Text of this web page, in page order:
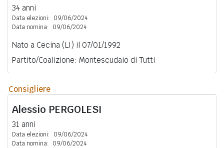
34 anni
Data elezioni:
09/06/2024
Data nomina:
09/06/2024
Nato a Cecina (LI) il 07/01/1992
Partito/Coalizione: Montescudaio di Tutti
Consigliere
Alessio PERGOLESI
31 anni
Data elezioni:
09/06/2024
Data nomina:
09/06/2024